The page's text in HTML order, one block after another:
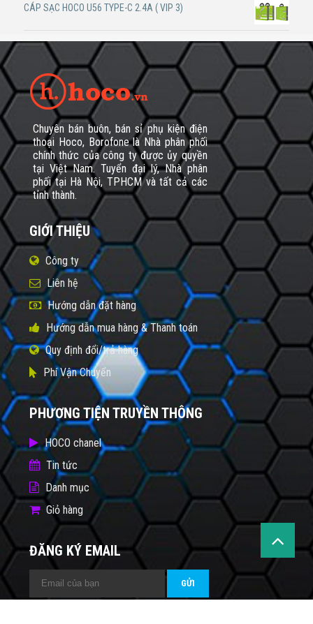
CÁP SẠC HOCO U56 TYPE-C 2.4A ( VIP 3)
Chuyên bán buôn, bán sỉ phụ kiện điện
thoại Hoco, Borofone là Nhà phân phối
chính thức của công ty được ủy quyền
tại Việt Nam. Tuyển đại lý, Nhà phân
phối tại Hà Nội, TPHCM và tất cả các
tỉnh thành.
GIỚI THIỆU
Công ty
Liên hệ
Hướng dẫn đặt hàng
Hướng dẫn mua hàng & Thanh toán
Quy định đổi/trả hàng
Phí Vận Chuyển
PHƯƠNG TIỆN TRUYỀN THÔNG
HOCO chanel
Tin tức
Danh mục
Giỏ hàng
ĐĂNG KÝ EMAIL